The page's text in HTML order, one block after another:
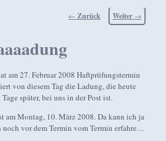
Beitragsnavigation
← Zurück Weiter →
am 27. Februar 2008 Haftprüfungstermin
von diesem Tag die Ladung, die heute
später, bei uns in der Post ist.
am Montag, 10. März 2008. Da kann ich ja
noch vor dem Termin vom Termin erfahre…